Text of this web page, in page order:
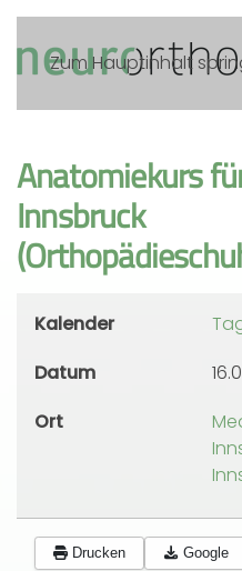
Zum Hauptinhalt
Anatomiekurs
Innsbruck
Kalender
Datum
Ort
Drucken Google